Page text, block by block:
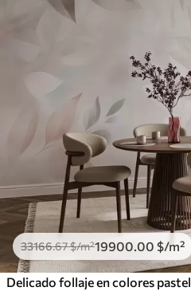
33166.67$/m²19900 .00 $/m²
Delicado follaje en colores pastel